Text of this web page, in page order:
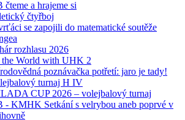
čteme a hrajeme si
čtyřboj
se zapojili do matematické soutěže
rozhlasu 2026
the World with UHK 2
poznávačka potřetí: jaro je tady!
turnaj H IV
CUP 2026 – volejbalový turnaj
- KMHK Setkání s velrybou aneb poprvé v